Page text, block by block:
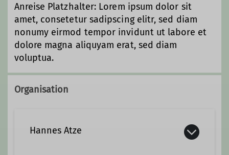
Anreise Platzhalter: Lorem ipsum dolor sit
amet, consetetur sadipscing elitr, sed diam
nonumy eirmod tempor invidunt ut labore et
dolore magna aliquyam erat, sed diam
voluptua.
Organisation
Hannes Atze